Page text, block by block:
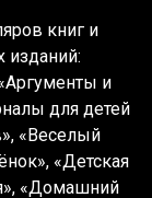
книг и
изданий:
и
для детей
«Веселый
«Детская
«Домашний